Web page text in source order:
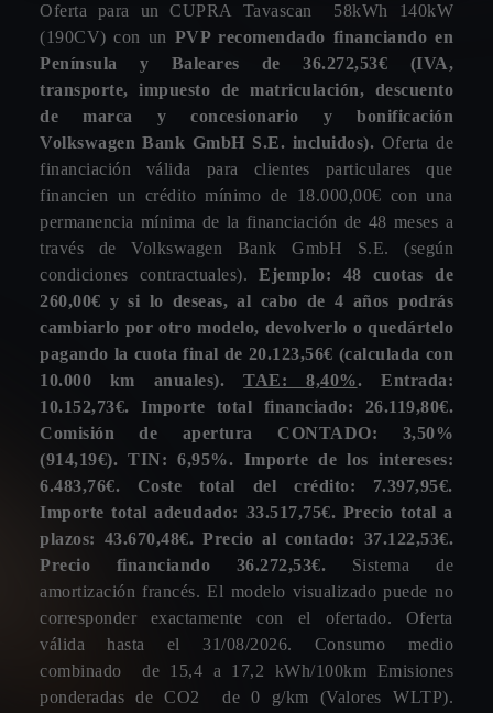
COPERVI
CALLE. CASAS NOVAS, 9-B
36164, PONTEVEDRA
BAIX MOTOR
AVENIDA. BARCELONA, 242-244
08750, MOLINS DE REI
AVENIDA. DEL MEDITERRANEO, 143
03610, PETRER
AUTOMOCION TERRY
CALLE. ALCALA DE LOS GAZULES, S/N
11011, CADIZ
NAVARRO SEGURA
CARRETERA. DE MURCIA, S/N
04620, VERA
INDALO MOTOR
CARRETERA. NACIONAL 340, KM. 410
04700, EL EJIDO
COMATUR
POLIGONO. IND. EMILIO CASTRO, CALLE DE LA
ARTESANIA, 2
13600, ALCAZAR DE SAN JUAN
MOTOR 7 ISLAS
CALLE. CHARFA, 24
38679, ADEJE (Isla de Tenerife)
LEVANTE MOTOR
¿Cuál es tu canal de contacto preferido?
Campo obligatorio *
WhatsApp Teléfono Correo electrónico
¿Cuándo prefieres que te contacte el concesionario?
Campo obligatorio *
Mañanas Tardes Indiferente
¿Cuándo adquirirás tu nuevo CUPRA?
Campo obligatorio *
Inmediatamente 0-3 Meses 3-6 Meses 6-9 Meses
¿Tienes para entregar un coche a cambio?
Oferta para un CUPRA Tavascan 58kWh 140kW
(190CV) con un PVP recomendado financiando en
Península y Baleares de 36.272,53€ (IVA,
transporte, impuesto de matriculación, descuento
de marca y concesionario y bonificación
Volkswagen Bank GmbH S.E. incluidos). Oferta de
financiación válida para clientes particulares que
financien un crédito mínimo de 18.000,00€ con una
permanencia mínima de la financiación de 48 meses a
través de Volkswagen Bank GmbH S.E. (según
condiciones contractuales).Ejemplo: 48 cuotas de
260,00€ y si lo deseas, al cabo de 4 años podrás
cambiarlo por otro modelo, devolverlo o quedártelo
pagando la cuota final de 20.123,56€ (calculada con
10.000 km anuales).TAE: 8,40%. Entrada:
10.152,73€. Importe total financiado: 26.119,80€.
Comisión de apertura CONTADO: 3,50%
(914,19€). TIN: 6,95%. Importe de los intereses:
6.483,76€. Coste total del crédito: 7.397,95€.
Importe total adeudado: 33.517,75€. Precio total a
plazos: 43.670,48€. Precio al contado: 37.122,53€.
Precio financiando 36.272,53€. Sistema de
amortización francés. El modelo visualizado puede no
corresponder exactamente con el ofertado. Oferta
válida hasta el 31/08/2026. Consumo medio
combinado de 15,4 a 17,2 kWh/100km Emisiones
ponderadas de CO2 de 0 g/km (Valores WLTP).